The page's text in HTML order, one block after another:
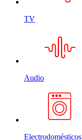
TV
Audio
Electrodomésticos